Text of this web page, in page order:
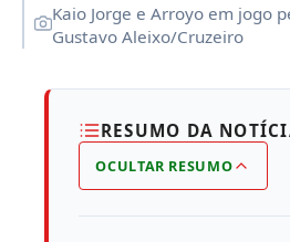
Kaio Jorge e Arroyo em jogo
Gustavo Aleixo/Cruzeiro
RESUMO DA
OCULTAR RESUMO